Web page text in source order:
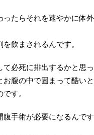
ったらそれを速やかに体
飲まされるんです。
て必死に排出するかと思っ
お腹の中で固まって酷い
す。
腹手術が必要になるんで